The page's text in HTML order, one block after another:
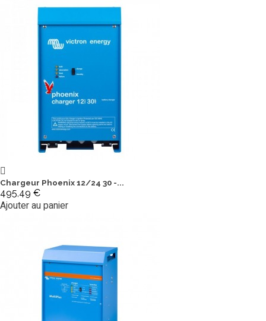
Chargeur Phoenix 12/24 30 -...
495,49 €
Ajouter au panier